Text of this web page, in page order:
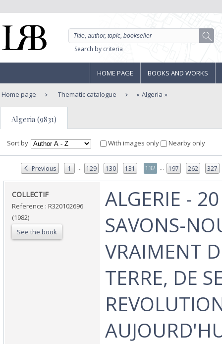
Search by criteria
HOME PAGE BOOKS AND WORKS
Home page Thematic catalogue Algeria
Algeria (9831)
Sort by With images only Nearby only
Previous 1 ... 129 130 131 132 ... 197 262 327
‎COLLECTIF‎
Reference : R320102696
(1982)
See the book
‎ALGERIE -
SAVONS-
VRAIMENT
TERRE, DE